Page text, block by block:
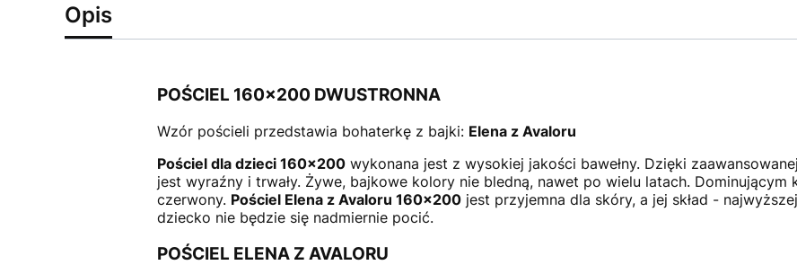
Opis
POŚCIEL 160x200 DWUSTRONNA
Wzór pościeli przedstawia bohaterkę z bajki: Elena z Avaloru
Pościel dla dzieci 160x200wykonana jest z wysokiej jakości bawełny. Dzięki
jest wyraźny i trwały. Żywe, bajkowe kolory nie bledną, nawet po wielu latach. Dominującym
czerwony. Pościel Elena z Avaloru 160x200jest przyjemna dla skóry, a jej skład -
dziecko nie będzie się nadmiernie pocić.
POŚCIEL ELENA Z AVALORU